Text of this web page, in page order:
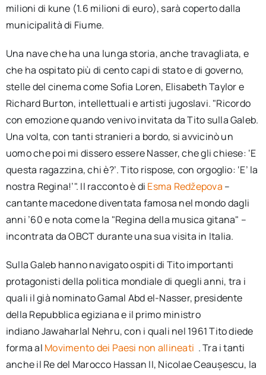
milioni di kune (1.6 milioni di euro), sarà coperto dalla
municipalità di Fiume.
Una nave che ha una lunga storia, anche travagliata, e
che ha ospitato più di cento capi di stato e di governo,
stelle del cinema come Sofia Loren, Elisabeth Taylor e
Richard Burton, intellettuali e artisti jugoslavi. "Ricordo
con emozione quando venivo invitata da Tito sulla Galeb.
Una volta, con tanti stranieri a bordo, si avvicinò un
uomo che poi mi dissero essere Nasser, che gli chiese: ‘E
questa ragazzina, chi è?’. Tito rispose, con orgoglio: ‘E’ la
nostra Regina!’". Il racconto è di Esma Redžepova –
cantante macedone diventata famosa nel mondo dagli
anni ’60 e nota come la "Regina della musica gitana" –
incontrata da OBCT durante una sua visita in Italia.
Sulla Galeb hanno navigato ospiti di Tito importanti
protagonisti della politica mondiale di quegli anni, tra i
quali il già nominato Gamal Abd el-Nasser, presidente
della Repubblica egiziana e il primo ministro
indiano Jawaharlal Nehru, con i quali nel 1961 Tito diede
forma al Movimento dei Paesi non allineati . Tra i tanti
anche il Re del Marocco Hassan II, Nicolae Ceaușescu, la